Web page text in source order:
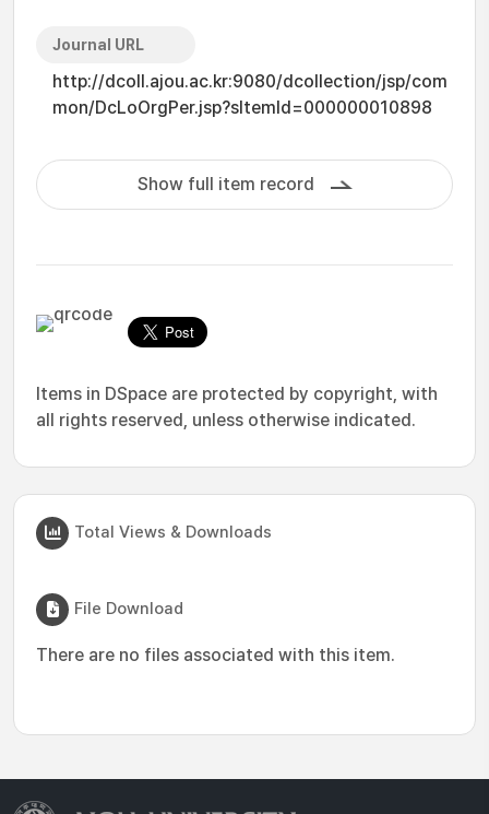
Journal URL
http://dcoll.ajou.ac.kr:9080/dcollection/jsp/com
mon/DcLoOrgPer.jsp?sItemId=000000010898
Show full item record
Items in DSpace are protected by copyright, with
all rights reserved, unless otherwise indicated.
Total Views & Downloads
File Download
There are no files associated with this item.